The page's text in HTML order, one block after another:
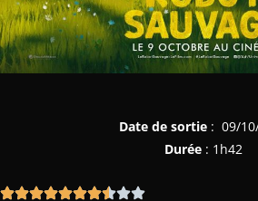
Date de sortie: 09/
Durée : 1h42